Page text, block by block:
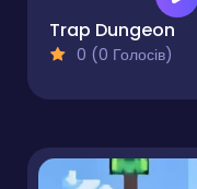
Trap Dungeon
0 (0 Голосів)